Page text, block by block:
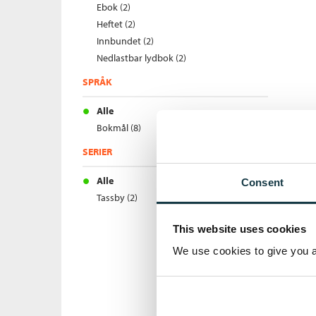
Consent
This website uses cookies
We use cookies to give you
Ebok (2)
Heftet (2)
Innbundet (2)
Nedlastbar lydbok (2)
SPRÅK
Alle
Bokmål (8)
SERIER
Alle
Tassby (2)